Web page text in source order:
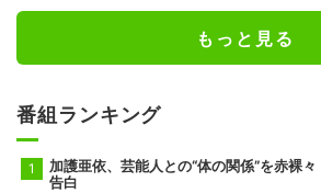
もっと見る
番組ランキング
加護亜依、芸能人との“体の関係”を赤裸々
告白